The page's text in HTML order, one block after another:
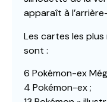
apparaît à
Les cartes les
sont :
6 Pokémon-ex
4 Pokémon-ex ;